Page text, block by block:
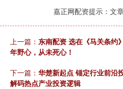
嘉正网配资提示：文
上一篇： 东南配资 选在《马关条约
年野心，从未死心！
下一篇： 华楚新起点 锚定行业前沿
解码热点产业投资逻辑